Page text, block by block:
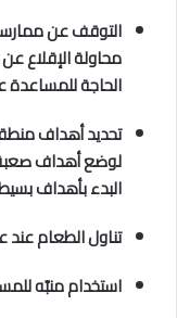
التوقف عن ممارسة
محاولة الإقلاع
الحاجة للمساعدة
تحديد أهداف
لوضع أهداف
البدء بأهداف
تناول الطعام عند
استخدام منبّه